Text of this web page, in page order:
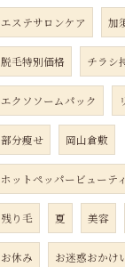
エステサロンケア 加
脱毛特別価格 チラシ
エクソソームパック
部分瘦せ 岡山倉敷
ホットペッパービューテ
残り毛 夏 美容
お休み お迷惑おかけ